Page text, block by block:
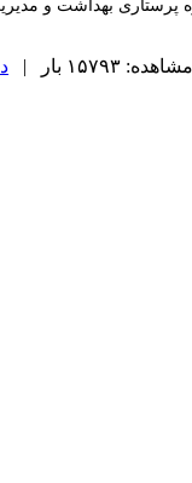
پرستاری بهداشت و
۱۵۷۹۳ بار |